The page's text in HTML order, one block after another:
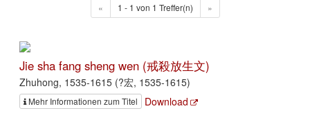
« 1 - 1 von 1 Treffer(n) »
Jie sha fang sheng wen (戒殺放生文)
Zhuhong, 1535-1615 (?宏, 1535-1615)
Mehr Informationen zum Titel Download